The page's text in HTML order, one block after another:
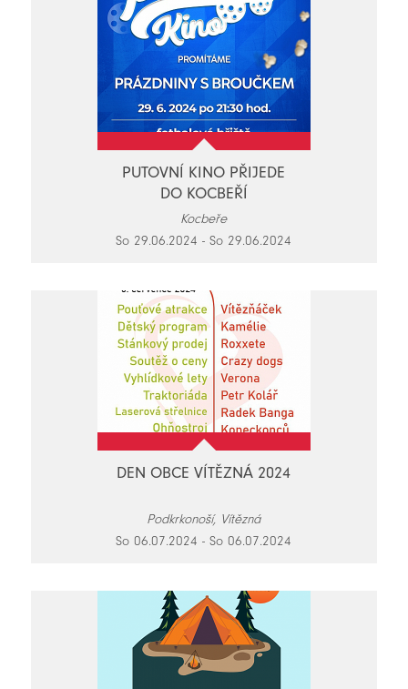
PUTOVNÍ KINO PŘIJEDE
DO KOCBEŘÍ
Kocbeře
So 29.06.2024 - So 29.06.2024
DEN OBCE VÍTĚZNÁ 2024
Podkrkonoší, Vítězná
So 06.07.2024 - So 06.07.2024